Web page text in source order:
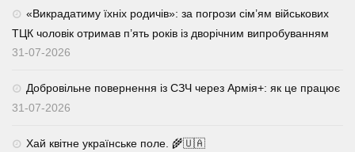
«Викрадатиму їхніх родичів»: за погрози сім’ям військових
ТЦК чоловік отримав п’ять років із дворічним випробуванням
31-07-2026
Добровільне повернення із СЗЧ через Армія+: як це працює
31-07-2026
Хай квітне українське поле. 🌾🇺🇦